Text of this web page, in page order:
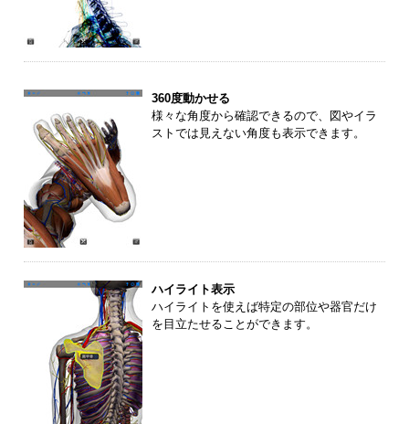
360度動かせる
様々な角度から確認できるので、図やイラ
ストでは見えない角度も表示できます。
ハイライト表示
ハイライトを使えば特定の部位や器官だけ
を目立たせることができます。